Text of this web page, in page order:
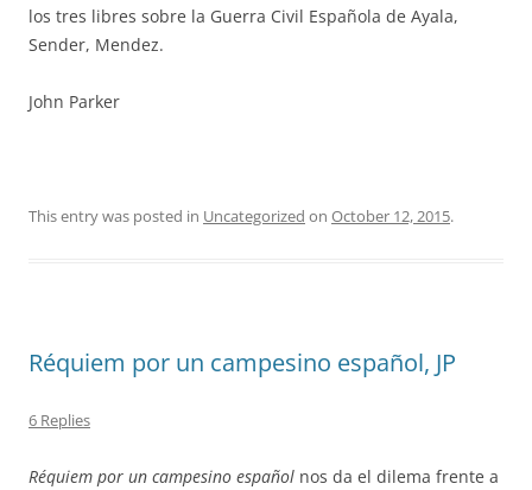
los tres libres sobre la Guerra Civil Española de Ayala,
Sender, Mendez.
John Parker
This entry was posted in Uncategorized on October 12, 2015.
Réquiem por un campesino español, JP
6 Replies
Réquiem por un campesino español nos da el dilema frente a